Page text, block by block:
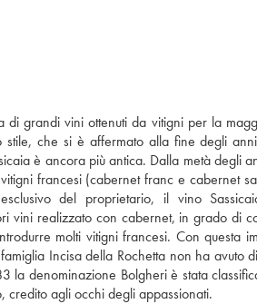
di grandi vini ottenuti da vitigni per la
stile, che si è affermato alla fine degli
è ancora più antica. Dalla metà degli
francesi (cabernet franc e cabernet
del proprietario, il vino
vini realizzato con cabernet, in grado di
molti vitigni francesi. Con questa
Incisa della Rochetta non ha avuto
la denominazione Bolgheri è stata
agli occhi degli appassionati.